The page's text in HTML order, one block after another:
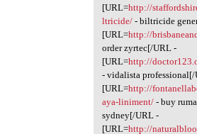
[URL=http://
ltricide/- biltricide
[URL=http://
order zyrtec[/URL -
[URL=http://
- vidalista professional[/
[URL=http://
aya-liniment/- buy
sydney[/URL -
[URL=http://